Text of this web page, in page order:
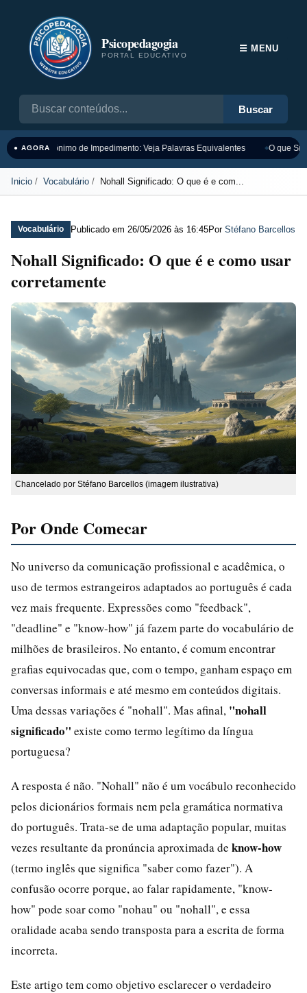
Psicopedagogia
PORTAL EDUCATIVO
Buscar
☰ MENU
● AGORASinônimo de Impedimento: Veja Palavras Equivalentes O que
Inicio Vocabulário Nohall Significado: O que é e com...
Vocabulário Publicado em 26/05/2026 às 16:45Por Stéfano Barcellos
Nohall Significado: O que é e como usar
corretamente
Chancelado por Stéfano Barcellos (imagem ilustrativa)
Por Onde Comecar
No universo da comunicação profissional e acadêmica, o
uso de termos estrangeiros adaptados ao português é cada
vez mais frequente. Expressões como "feedback",
"deadline" e "know-how" já fazem parte do vocabulário de
milhões de brasileiros. No entanto, é comum encontrar
grafias equivocadas que, com o tempo, ganham espaço em
conversas informais e até mesmo em conteúdos digitais.
Uma dessas variações é "nohall". Mas afinal, "nohall
significado" existe como termo legítimo da língua
portuguesa?
A resposta é não. "Nohall" não é um vocábulo reconhecido
pelos dicionários formais nem pela gramática normativa
do português. Trata-se de uma adaptação popular, muitas
vezes resultante da pronúncia aproximada de know-how
(termo inglês que significa "saber como fazer"). A
confusão ocorre porque, ao falar rapidamente, "know-
how" pode soar como "nohau" ou "nohall", e essa
oralidade acaba sendo transposta para a escrita de forma
incorreta.
Este artigo tem como objetivo esclarecer o verdadeiro